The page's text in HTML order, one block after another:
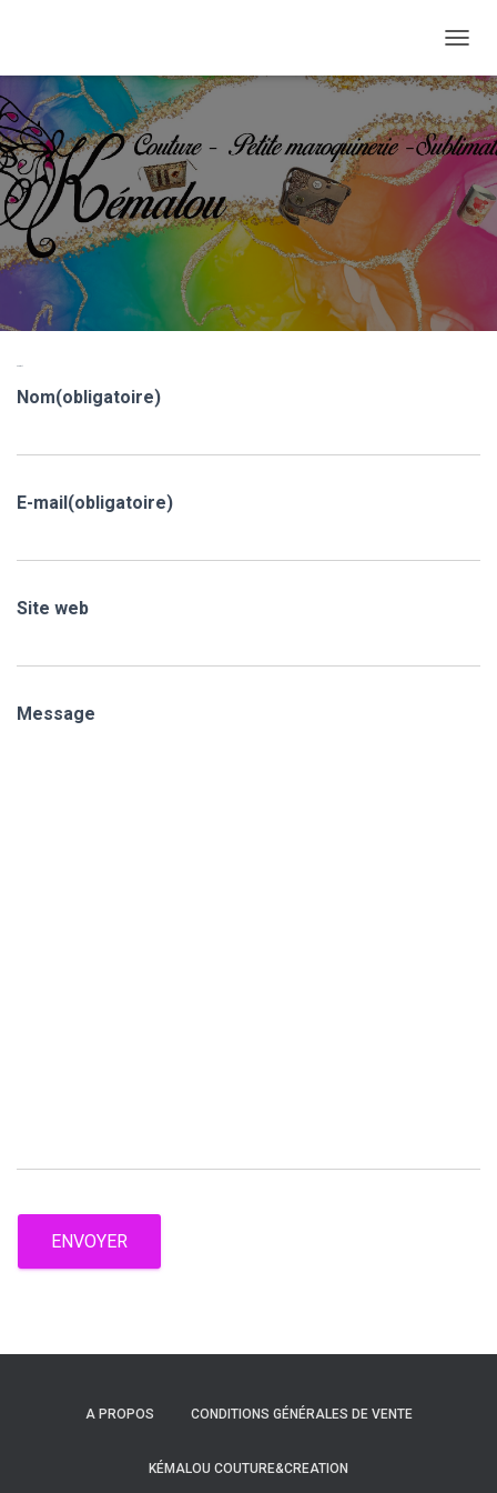
Nom(obligatoire)
E-mail(obligatoire)
Site web
Message
ENVOYER
A PROPOS CONDITIONS GÉNÉRALES DE VENTE
KÉMALOU COUTURE&CREATION